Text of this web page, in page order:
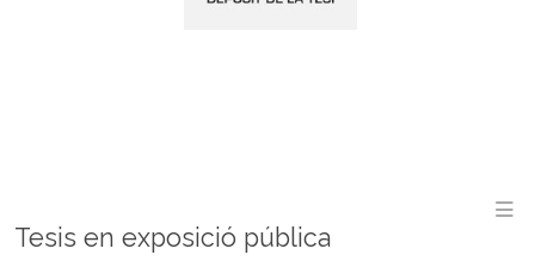
Tesis en exposició pública